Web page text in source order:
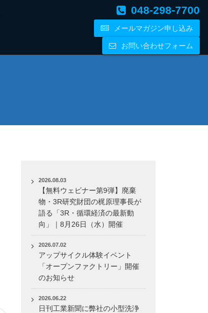
048-298-7700
メールマガジン申し込み
お問い合わせフォーム
2026.08.03
【無料ウェビナー第9弾】廃棄
物・3R研究財団の梶原理事長が
語る「3R・循環経済の最新動
向」｜8月26日（水）開催
2026.07.02
アップサイクル体験イベント
「オープンファクトリー」開催
のお知らせ
2026.06.22
日刊工業新聞に弊社の小型洗浄